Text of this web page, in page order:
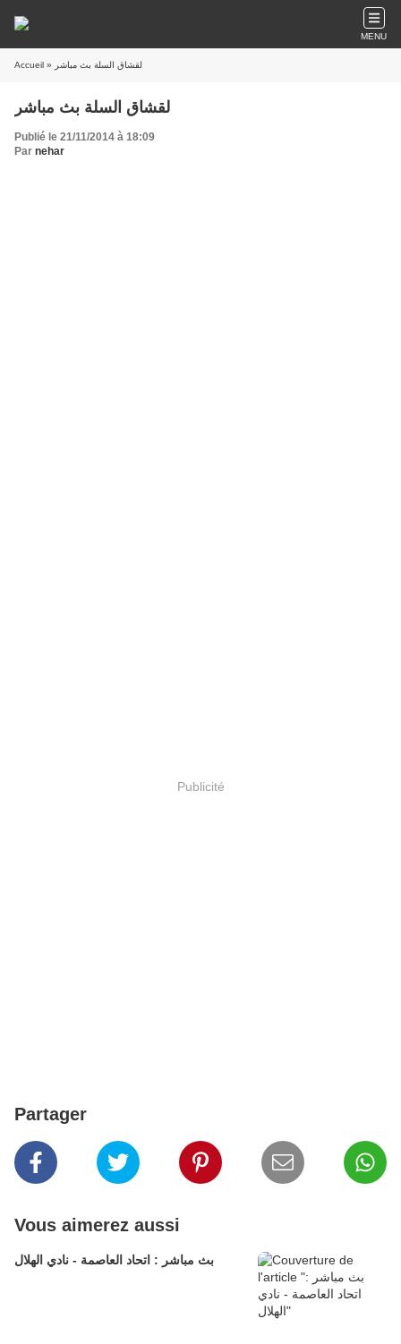
MENU
Accueil » لقشاق السلة بث مباشر
لقشاق السلة بث مباشر
Publié le 21/11/2014 à 18:09
Par nehar
Publicité
Partager
Vous aimerez aussi
بث مباشر : اتحاد العاصمة - نادي الهلال